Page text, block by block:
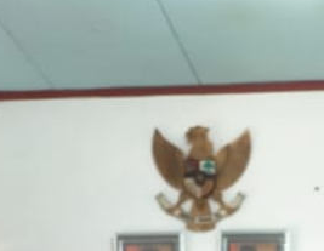
PENDIDIKAN SMAN 1 V
KOTO TIMUR